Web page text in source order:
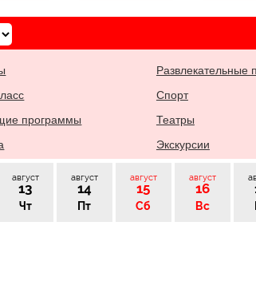
программы
Развлекательные
Спорт
Театры
Экскурсии
август
13
Чт
август
14
Пт
август
15
Сб
август
16
Вс